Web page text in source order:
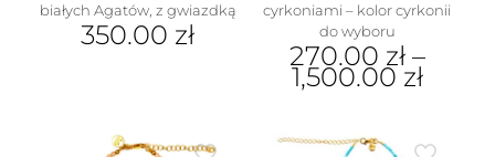
białych Agatów, z gwiazdką
350.00 zł
cyrkoniami – kolor cyrkonii
do wyboru
270.00 zł–
1,500.00 zł
ma